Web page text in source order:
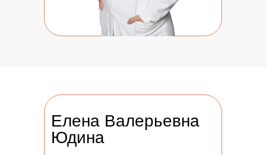
Елена Валерьевна
Юдина